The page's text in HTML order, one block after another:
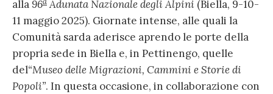
alla 96 Adunata Nazionale degli Alpini (Biella, 9-10-
11 maggio 2025). Giornate intense, alle quali la
Comunità sarda aderisce aprendo le porte della
propria sede in Biella e, in Pettinengo, quelle
del“Museo delle Migrazioni, Cammini e Storie di
Popoli”. In questa occasione, in collaborazione con